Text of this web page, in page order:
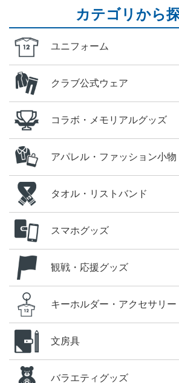
カテゴリから
ユニフォーム
クラブ公式ウェア
コラボ・メモリアルグッズ
アパレル・ファッション小物
タオル・リストバンド
スマホグッズ
観戦・応援グッズ
キーホルダー・アクセサリー
文房具
バラエティグッズ